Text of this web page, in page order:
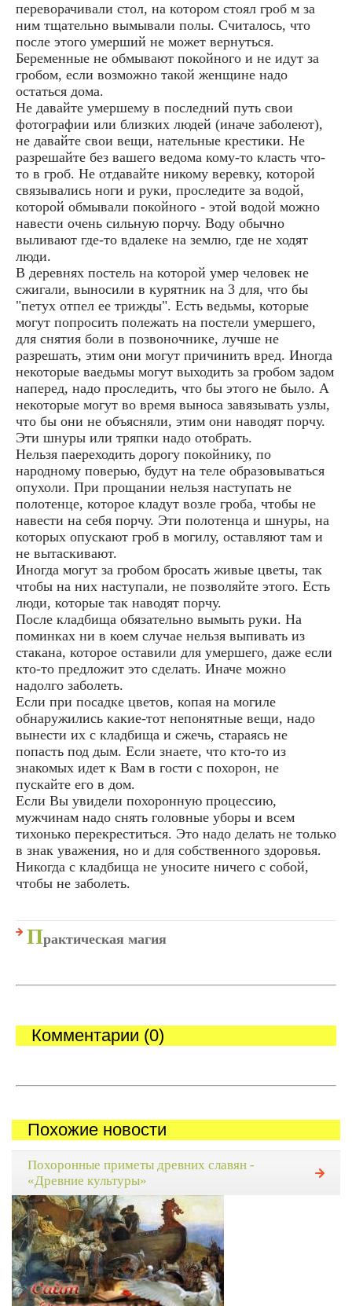
переворачивали стол, на котором стоял гроб м за
ним тщательно вымывали полы. Считалось, что
после этого умерший не может вернуться.
Беременные не обмывают покойного и не идут за
гробом, если возможно такой женщине надо
остаться дома.
Не давайте умершему в последний путь свои
фотографии или близких людей (иначе заболеют),
не давайте свои вещи, нательные крестики. Не
разрешайте без вашего ведома кому-то класть что-
то в гроб. Не отдавайте никому веревку, которой
связывались ноги и руки, проследите за водой,
которой обмывали покойного - этой водой можно
навести очень сильную порчу. Воду обычно
выливают где-то вдалеке на землю, где не ходят
люди.
В деревнях постель на которой умер человек не
сжигали, выносили в курятник на 3 для, что бы
"петух отпел ее трижды". Есть ведьмы, которые
могут попросить полежать на постели умершего,
для снятия боли в позвоночнике, лучше не
разрешать, этим они могут причинить вред. Иногда
некоторые ваедьмы могут выходить за гробом задом
наперед, надо проследить, что бы этого не было. А
некоторые могут во время выноса завязывать узлы,
что бы они не объясняли, этим они наводят порчу.
Эти шнуры или тряпки надо отобрать.
Нельзя паереходить дорогу покойнику, по
народному поверью, будут на теле образовываться
опухоли. При прощании нельзя наступать не
полотенце, которое кладут возле гроба, чтобы не
навести на себя порчу. Эти полотенца и шнуры, на
которых опускают гроб в могилу, оставляют там и
не вытаскивают.
Иногда могут за гробом бросать живые цветы, так
чтобы на них наступали, не позволяйте этого. Есть
люди, которые так наводят порчу.
После кладбища обязательно вымыть руки. На
поминках ни в коем случае нельзя выпивать из
стакана, которое оставили для умершего, даже если
кто-то предложит это сделать. Иначе можно
надолго заболеть.
Если при посадке цветов, копая на могиле
обнаружились какие-тот непонятные вещи, надо
вынести их с кладбища и сжечь, стараясь не
попасть под дым. Если знаете, что кто-то из
знакомых идет к Вам в гости с похорон, не
пускайте его в дом.
Если Вы увидели похоронную процессию,
мужчинам надо снять головные уборы и всем
тихонько перекреститься. Это надо делать не только
в знак уважения, но и для собственного здоровья.
Никогда с кладбища не уносите ничего с собой,
чтобы не заболеть.
Практическая магия
Комментарии (0)
Похожие новости
Похоронные приметы древних славян -
«Древние культуры»